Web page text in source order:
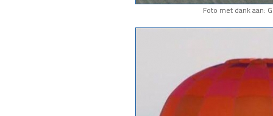
Foto met dank aan: